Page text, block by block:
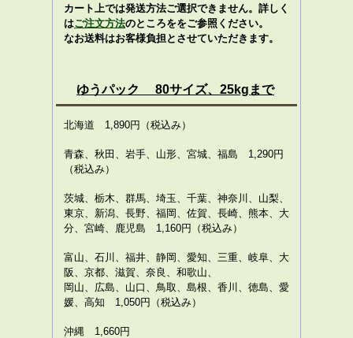
カート上では発送方法ご選択できません。 詳しく
はご注文方法のところををご参照ください。
なお送料はお客様負担とさせていただきます。
ゆうパック 80サイズ、25kgまで
北海道 1,890円（税込み）
青森、秋田、岩手、山形、宮城、福島 1,290円
（税込み）
茨城、栃木、群馬、埼玉、千葉、神奈川、山梨、
東京、新潟、長野、福岡、佐賀、長崎、熊本、大
分、宮崎、鹿児島 1,160円（税込み）
富山、石川、福井、静岡、愛知、三重、岐阜、大
阪、京都、滋賀、奈良、和歌山、
岡山、広島、山口、鳥取、島根、香川、徳島、愛
媛、高知 1,050円（税込み）
沖縄 1,660円